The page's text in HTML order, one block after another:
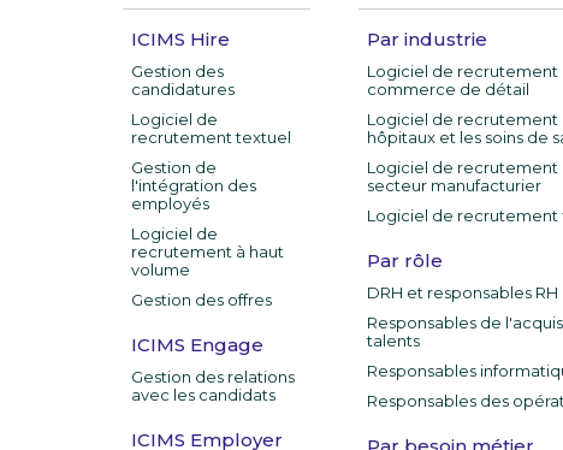
ICIMS Hire
Gestion des
candidatures
Logiciel de
recrutement textuel
Gestion de
l'intégration des
employés
Logiciel de
recrutement à haut
volume
Gestion des offres
ICIMS Engage
Gestion des relations
avec les candidats
ICIMS Employer
Par industrie
Logiciel de recrutement
commerce de détail
Logiciel de recrutement
hôpitaux et les soins de
Logiciel de recrutement
secteur manufacturier
Logiciel de recrutement
Par rôle
DRH et responsables RH
Responsables de
talents
Responsables
Responsables des